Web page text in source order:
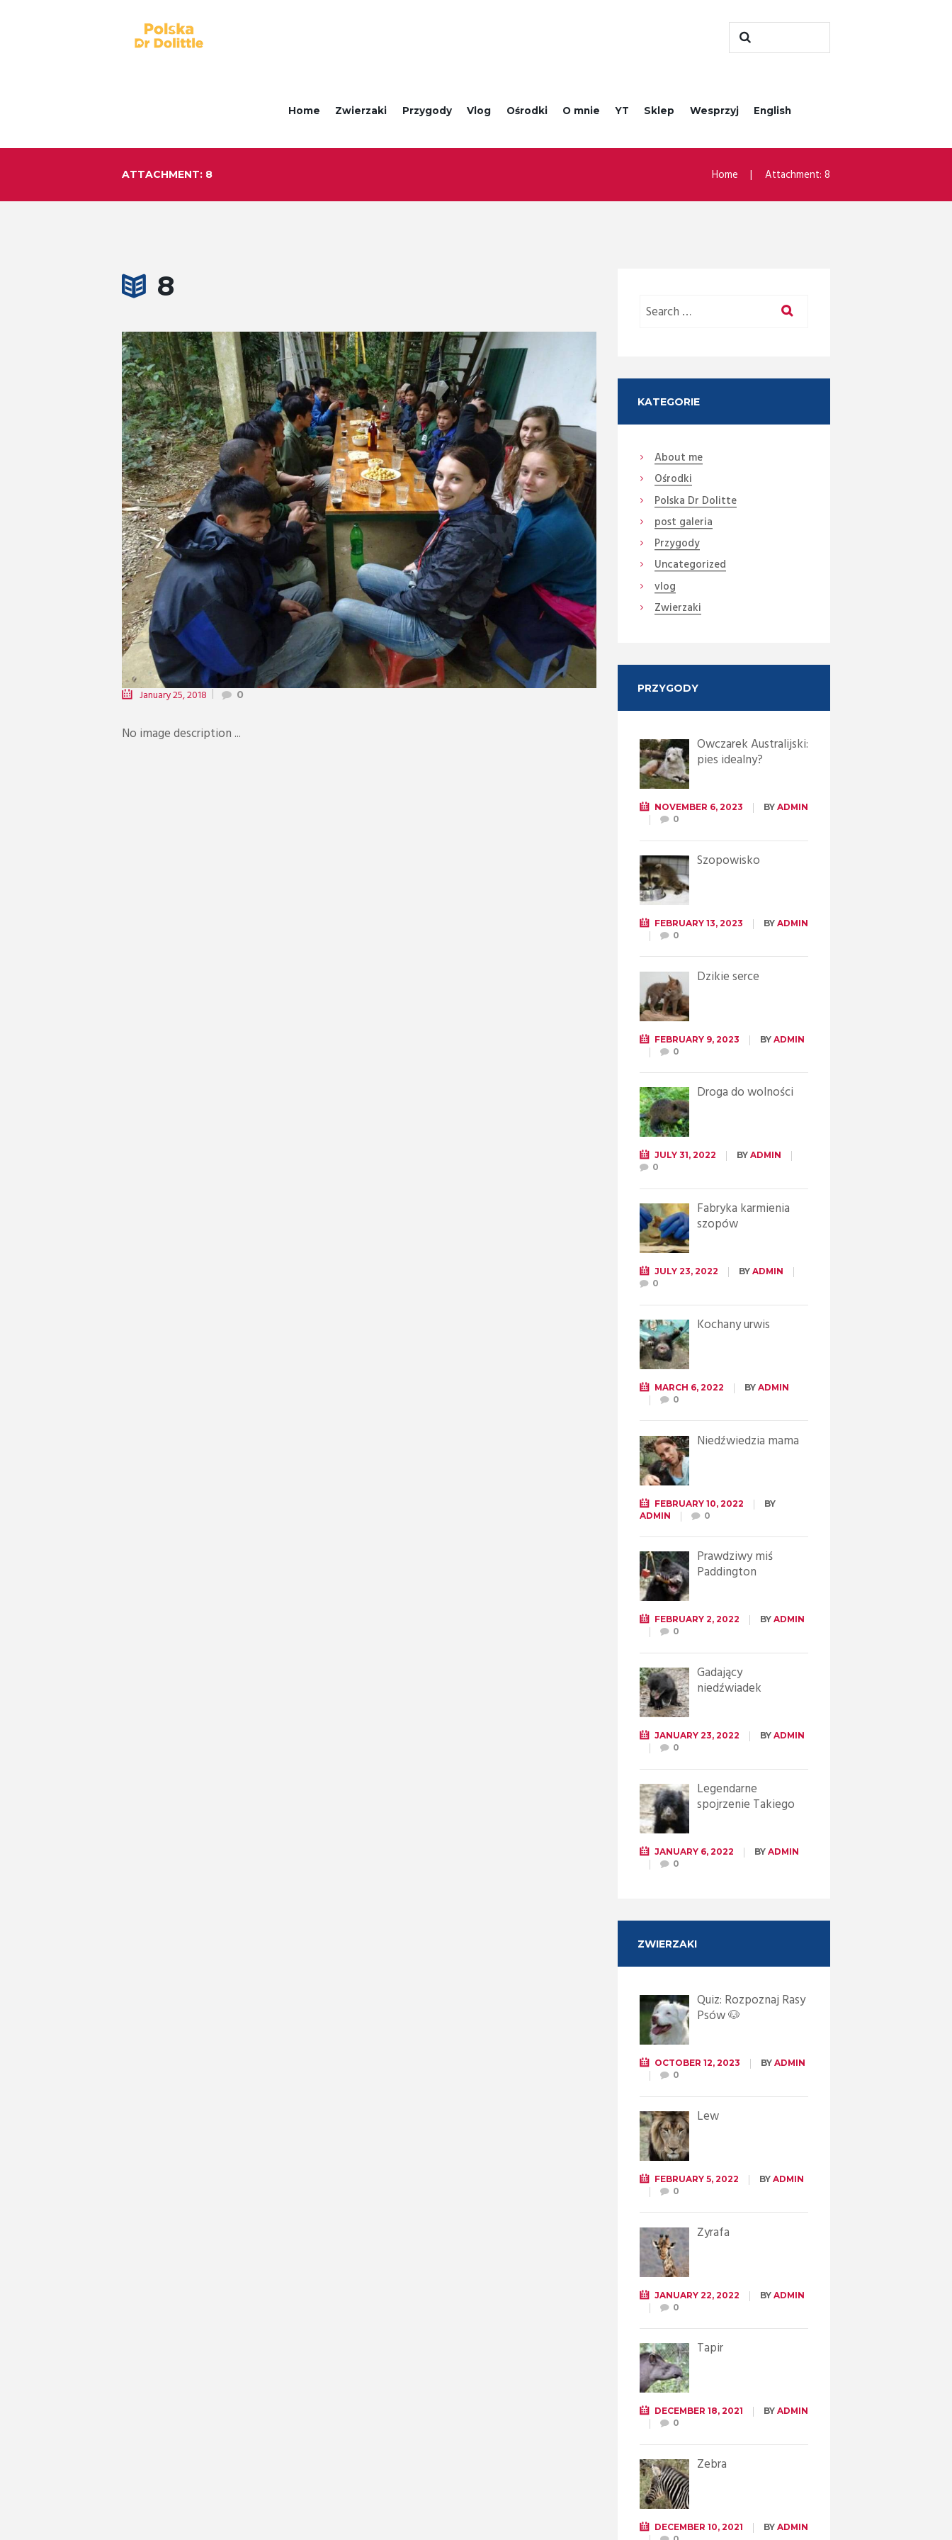
Home Zwierzaki Przygody Vlog Ośrodki O mnie YT Sklep Wesprzyj English
ATTACHMENT: 8 Home Attachment: 8
8
January 25, 2018 0
No image description ...
KATEGORIE
About me
Ośrodki
Polska Dr Dolitte
post galeria
Przygody
Uncategorized
vlog
Zwierzaki
PRZYGODY
Owczarek Australijski:
pies idealny?
NOVEMBER 6, 2023 BY ADMIN
0
Szopowisko
FEBRUARY 13, 2023 BY ADMIN
0
Dzikie serce
FEBRUARY 9, 2023 BY ADMIN
0
Droga do wolności
JULY 31, 2022 BY ADMIN
0
Fabryka karmienia
szopów
JULY 23, 2022 BY ADMIN
0
Kochany urwis
MARCH 6, 2022 BY ADMIN
0
Niedźwiedzia mama
FEBRUARY 10, 2022
BY
ADMIN
0
Prawdziwy miś
Paddington
FEBRUARY 2, 2022 BY ADMIN
0
Gadający
niedźwiadek
JANUARY 23, 2022 BY ADMIN
0
Legendarne
spojrzenie Takiego
JANUARY 6, 2022 BY ADMIN
0
ZWIERZAKI
Quiz: Rozpoznaj Rasy
Psów 🐶
OCTOBER 12, 2023 BY ADMIN
0
Lew
FEBRUARY 5, 2022 BY ADMIN
0
Żyrafa
JANUARY 22, 2022 BY ADMIN
0
Tapir
DECEMBER 18, 2021 BY ADMIN
0
Zebra
DECEMBER 10, 2021 BY ADMIN